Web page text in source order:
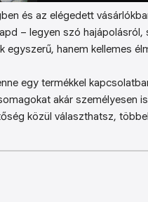
és az elégedett
– legyen szó
egyszerű, hanem kellemes
egy termékkel
akár személyesen
közül választhatsz,